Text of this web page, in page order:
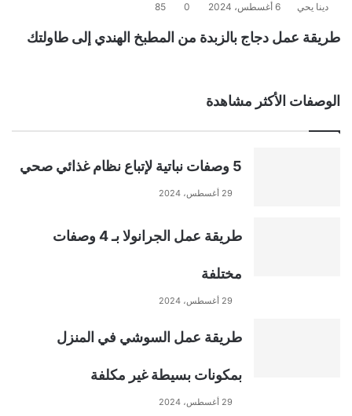
دينا يحي 6 أغسطس، 2024 0
85
طريقة عمل دجاج بالزبدة من المطبخ الهندي إلى طاولتك
الوصفات الأكثر مشاهدة
5 وصفات نباتية لإتباع نظام غذائي صحي
29 أغسطس، 2024
طريقة عمل الجرانولا بـ 4 وصفات
مختلفة
29 أغسطس، 2024
طريقة عمل السوشي في المنزل
بمكونات بسيطة غير مكلفة
29 أغسطس، 2024